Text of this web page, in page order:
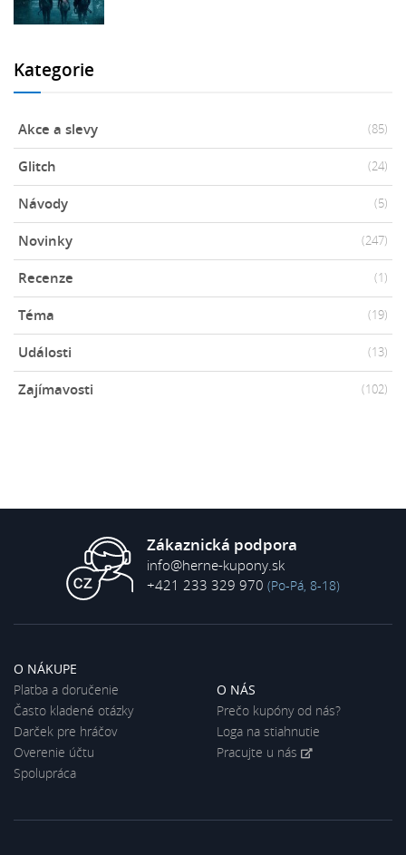
Kategorie
Akce a slevy (85)
Glitch (24)
Návody (5)
Novinky (247)
Recenze (1)
Téma (19)
Události (13)
Zajímavosti (102)
Zákaznická podpora
info@herne-kupony.sk
+421 233 329 970 (Po-Pá, 8-18)
O NÁKUPE
Platba a doručenie
Často kladené otázky
Darček pre hráčov
Overenie účtu
Spolupráca
O NÁS
Prečo kupóny od nás?
Loga na stiahnutie
Pracujte u nás